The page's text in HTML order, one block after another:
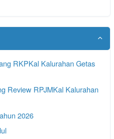
RKPKal Kalurahan Getas
Review RPJMKal Kalurahan
2026